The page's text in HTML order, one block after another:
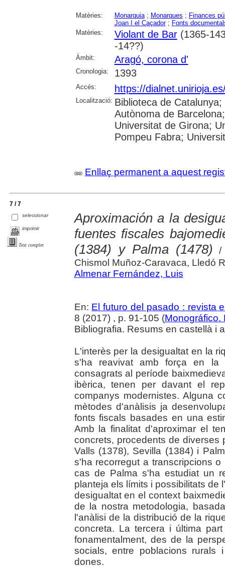
Matèries: Monarquia; Monarques ; Finances
Joan I el Caçador; Fonts
Matèries:
Violant de Bar(1365-
-14??)
Àmbit: Aragó, corona d'
Cronologia: 1393
Accés: https://
Localització: Biblioteca de
Autònoma de
Universitat de Girona;
Pompeu Fabra;
Enllaç permanent a aquest
7 / 7
seleccionar
imprimir
Text complet
Aproximación a la
fuentes fiscales
(1384) y Palma (1478) /
Chismol Muñoz-Caravaca, Lledó
Almenar Fernández, Luis
En: El futuro del pasado : revista
8 (2017) , p. 91-105 (Monográfico.
Bibliografia. Resums en castellà i
L'interès per la desigualtat en la
s'ha reavivat amb força en la
consagrats al període
ibèrica, tenen per davant el
companys modernistes. Alguna
mètodes d'anàlisis ja
fonts fiscals basades en una
Amb la finalitat d'aproximar el
concrets, procedents de diverses
Valls (1378), Sevilla (1384) i
s'ha recorregut a transcripcions
cas de Palma s'ha estudiat un
planteja els límits i possibilitats de
desigualtat en el context
de la nostra metodologia,
l'anàlisi de la distribució de la
concreta. La tercera i última
fonamentalment, des de la
socials, entre poblacions
dones.